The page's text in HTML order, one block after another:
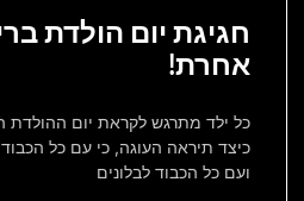
חגיגת יום הולדת
אחרת!
כל ילד מתרגש לקראת יום ההולדת
כיצד תיראה העוגה, כי עם כל הכבוד
ועם כל הכבוד לבלונים